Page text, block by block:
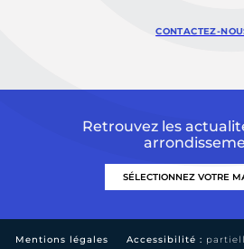
CONTACTEZ-
Retrouvez les
Mentions légales Accessibilité :